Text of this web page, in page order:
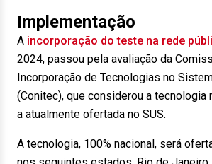
Implementação
A incorporação do teste na rede
2024, passou pela avaliação da
Incorporação de Tecnologias no
(Conitec), que considerou a tecnologia
a atualmente ofertada no SUS.
A tecnologia, 100% nacional, será